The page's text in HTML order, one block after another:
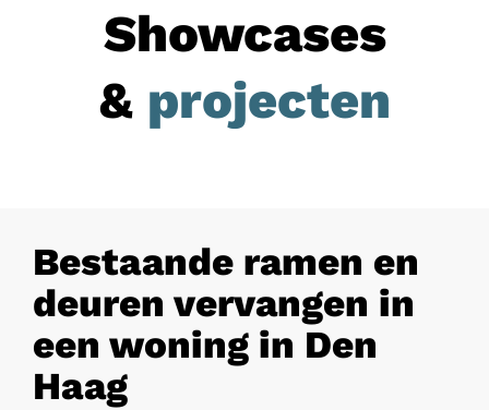
Showcases
& projecten
Bestaande ramen en
deuren vervangen in
een woning in Den
Haag